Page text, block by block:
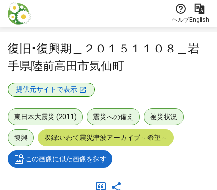
本文に飛ぶ
ヘルプEnglish
復旧・復興期＿２０１５１１０８＿岩
手県陸前高田市気仙町
提供元サイトで表示
東日本大震災 (2011) 震災への備え 被災状況
復興 収録:いわて震災津波アーカイブ～希望～
この画像に似た画像を探す